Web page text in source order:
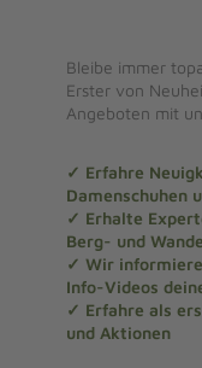
Bleibe immer
Erster von
Angeboten mit
✓ Erfahre
Damenschuhen
✓ Erhalte
Berg- und
✓ Wir
Info-Videos
✓ Erfahre als
und Aktionen